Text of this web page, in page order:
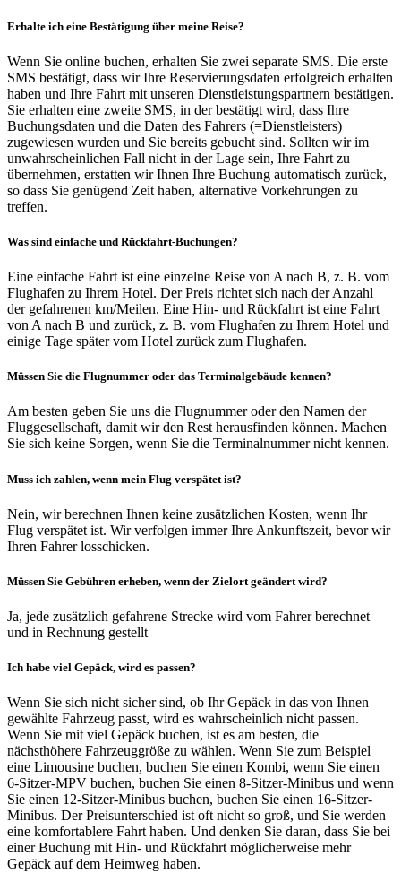
Erhalte ich eine Bestätigung über meine Reise?
Wenn Sie online buchen, erhalten Sie zwei separate SMS. Die erste
SMS bestätigt, dass wir Ihre Reservierungsdaten erfolgreich erhalten
haben und Ihre Fahrt mit unseren Dienstleistungspartnern bestätigen.
Sie erhalten eine zweite SMS, in der bestätigt wird, dass Ihre
Buchungsdaten und die Daten des Fahrers (=Dienstleisters)
zugewiesen wurden und Sie bereits gebucht sind. Sollten wir im
unwahrscheinlichen Fall nicht in der Lage sein, Ihre Fahrt zu
übernehmen, erstatten wir Ihnen Ihre Buchung automatisch zurück,
so dass Sie genügend Zeit haben, alternative Vorkehrungen zu
treffen.
Was sind einfache und Rückfahrt-Buchungen?
Eine einfache Fahrt ist eine einzelne Reise von A nach B, z. B. vom
Flughafen zu Ihrem Hotel. Der Preis richtet sich nach der Anzahl
der gefahrenen km/Meilen. Eine Hin- und Rückfahrt ist eine Fahrt
von A nach B und zurück, z. B. vom Flughafen zu Ihrem Hotel und
einige Tage später vom Hotel zurück zum Flughafen.
Müssen Sie die Flugnummer oder das Terminalgebäude kennen?
Am besten geben Sie uns die Flugnummer oder den Namen der
Fluggesellschaft, damit wir den Rest herausfinden können. Machen
Sie sich keine Sorgen, wenn Sie die Terminalnummer nicht kennen.
Muss ich zahlen, wenn mein Flug verspätet ist?
Nein, wir berechnen Ihnen keine zusätzlichen Kosten, wenn Ihr
Flug verspätet ist. Wir verfolgen immer Ihre Ankunftszeit, bevor wir
Ihren Fahrer losschicken.
Müssen Sie Gebühren erheben, wenn der Zielort geändert wird?
Ja, jede zusätzlich gefahrene Strecke wird vom Fahrer berechnet
und in Rechnung gestellt
Ich habe viel Gepäck, wird es passen?
Wenn Sie sich nicht sicher sind, ob Ihr Gepäck in das von Ihnen
gewählte Fahrzeug passt, wird es wahrscheinlich nicht passen.
Wenn Sie mit viel Gepäck buchen, ist es am besten, die
nächsthöhere Fahrzeuggröße zu wählen. Wenn Sie zum Beispiel
eine Limousine buchen, buchen Sie einen Kombi, wenn Sie einen
6-Sitzer-MPV buchen, buchen Sie einen 8-Sitzer-Minibus und wenn
Sie einen 12-Sitzer-Minibus buchen, buchen Sie einen 16-Sitzer-
Minibus. Der Preisunterschied ist oft nicht so groß, und Sie werden
eine komfortablere Fahrt haben. Und denken Sie daran, dass Sie bei
einer Buchung mit Hin- und Rückfahrt möglicherweise mehr
Gepäck auf dem Heimweg haben.